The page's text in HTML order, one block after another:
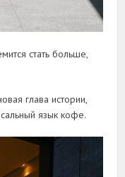
стать больше,
глава истории,
язык кофе.